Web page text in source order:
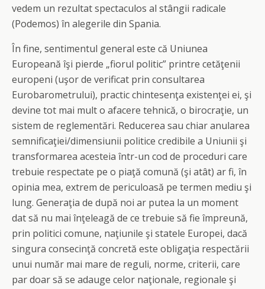
vedem un rezultat spectaculos al stângii radicale
(Podemos) în alegerile din Spania.
În fine, sentimentul general este că Uniunea
Europeană îşi pierde „fiorul politic” printre cetăţenii
europeni (uşor de verificat prin consultarea
Eurobarometrului), practic chintesenţa existenţei ei, şi
devine tot mai mult o afacere tehnică, o birocraţie, un
sistem de reglementări. Reducerea sau chiar anularea
semnificaţiei/dimensiunii politice credibile a Uniunii şi
transformarea acesteia într-un cod de proceduri care
trebuie respectate pe o piaţă comună (şi atât) ar fi, în
opinia mea, extrem de periculoasă pe termen mediu şi
lung. Generaţia de după noi ar putea la un moment
dat să nu mai înţeleagă de ce trebuie să fie împreună,
prin politici comune, naţiunile şi statele Europei, dacă
singura consecinţă concretă este obligaţia respectării
unui număr mai mare de reguli, norme, criterii, care
par doar să se adauge celor naţionale, regionale şi